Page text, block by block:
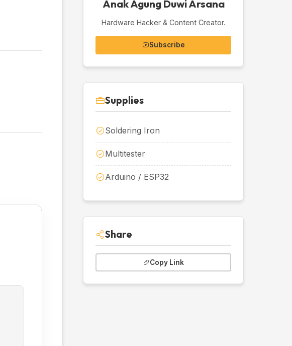
Anak Agung Duwi Arsana
Hardware Hacker & Content Creator.
Subscribe
Supplies
Soldering Iron
Multitester
Arduino / ESP32
Share
Copy Link